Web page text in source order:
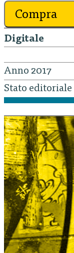
Compra
Digitale
Anno 2017
Stato editoriale